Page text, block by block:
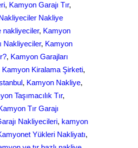
, Kamyon Garajı Tır
Nakliye
nakliyeciler, Kamyon
Nakliyeciler, Kamyon
, Kamyon Garajları
Kamyon Kiralama Şirketi
, Kamyon Nakliye
Taşımacılık Tır
Tır Garajı
Nakliyecileri, kamyon
Yükleri Nakliyatı